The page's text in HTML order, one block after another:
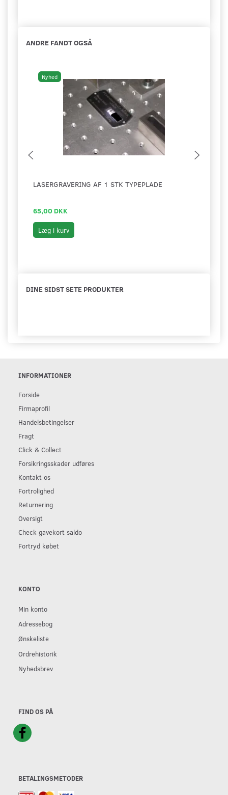
ANDRE FANDT OGSÅ
Nyhed
LASERGRAVERING AF 1 STK TYPEPLADE
65,00 DKK
Læg i kurv
DINE SIDST SETE PRODUKTER
INFORMATIONER
Forside
Firmaprofil
Handelsbetingelser
Fragt
Click & Collect
Forsikringsskader udføres
Kontakt os
Fortrolighed
Returnering
Oversigt
Check gavekort saldo
Fortryd købet
KONTO
Min konto
Adressebog
Ønskeliste
Ordrehistorik
Nyhedsbrev
FIND OS PÅ
BETALINGSMETODER